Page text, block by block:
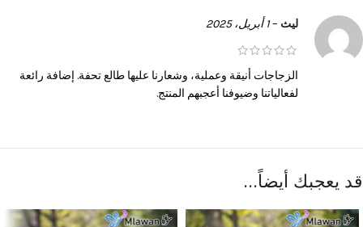
ليث –1 أبريل، 2025
الزجاجات أنيقة وعملية، وشعارنا عليها طالع تحفة. إضافة رائعة
لفعالياتنا وضيوفنا أعجبهم المنتج.
قد يعجبك أيضاً…